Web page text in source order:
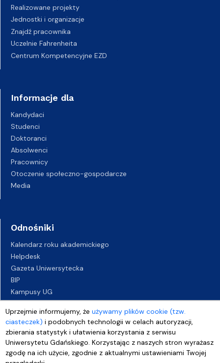
Uprzejmie informujemy, żeużywamy plików cookie (tzw.
ciasteczek) i podobnych technologii w celach autoryzacji,
zbierania statystyk i ułatwienia korzystania z serwisu
Uniwersytetu Gdańskiego. Korzystając z naszych stron wyrażasz
zgodę na ich użycie, zgodnie z aktualnymi ustawieniami Twojej
Realizowane projekty
Jednostki i organizacje
Znajdź pracownika
Uczelnie Fahrenheita
Centrum Kompetencyjne EZD
Informacje dla
Kandydaci
Studenci
Doktoranci
Absolwenci
Pracownicy
Otoczenie społeczno-gospodarcze
Media
Odnośniki
Kalendarz roku akademickiego
Helpdesk
Gazeta Uniwersytecka
BIP
Kampusy UG
Biuro Karier UG
Oferty pracy
Deklaracja dostępności